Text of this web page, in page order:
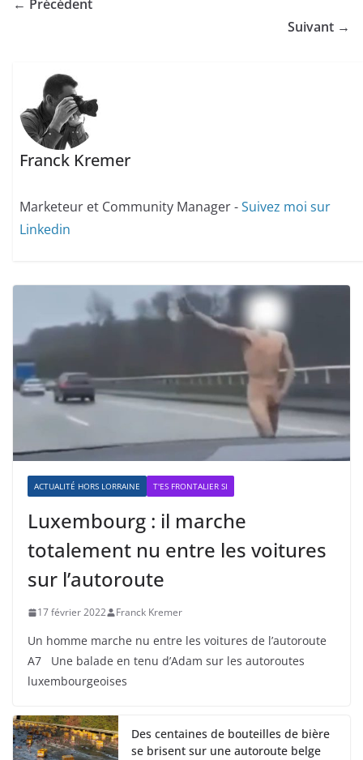
← Précédent
Suivant →
Franck Kremer
Marketeur et Community Manager -Suivez moi sur
Linkedin
ACTUALITÉ HORS LORRAINE T'ES FRONTALIER SI
Luxembourg : il marche
totalement nu entre les voitures
sur l’autoroute
17 février 2022 Franck Kremer
Un homme marche nu entre les voitures de l’autoroute
A7 Une balade en tenu d’Adam sur les autoroutes
luxembourgeoises
Des centaines de bouteilles de bière
se brisent sur une autoroute belge